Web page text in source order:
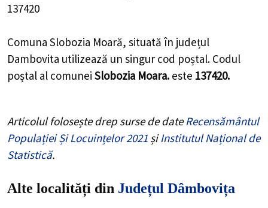
137420
Comuna Slobozia Moară, situată în județul
Dambovita utilizează un singur cod poștal. Codul
poștal al comunei Slobozia Moara. este 137420.
Articolul folosește drep surse de dateRecensământul
Populației Și Locuințelor 2021 șiInstitutul Național de
Statistică.
Alte localități din Județul Dâmbovița